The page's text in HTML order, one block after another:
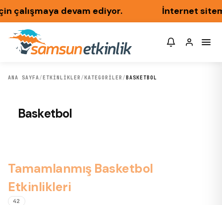
çalışmaya devam ediyor. İnternet
ANA SAYFA/ETKINLIKLER /KATEGORILER /BASKETBOL
Basketbol
Tamamlanmış Basketbol
Etkinlikleri
42